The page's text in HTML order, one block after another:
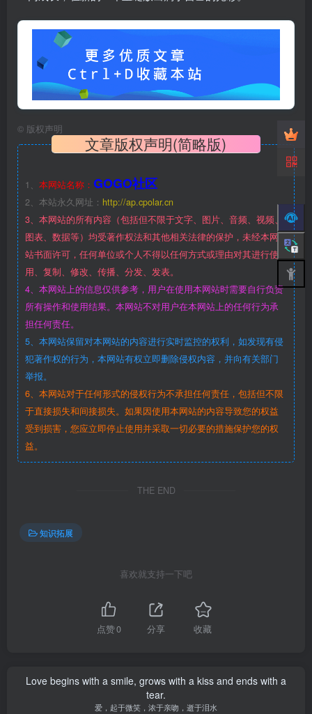
© 版权声明
文章版权声明(简略版)
1、 本网站名称： GOGO社区
2、本站永久网址： http://ap.cpolar.cn
3、本网站的所有内容（包括但不限于文字、图片、音频、视频、
图表、数据等）均受著作权法和其他相关法律的保护，未经本网
站书面许可，任何单位或个人不得以任何方式或理由对其进行使
用、复制、修改、传播、分发、发表。
4、本网站上的信息仅供参考，用户在使用本网站时需要自行负责
所有操作和使用结果。本网站不对用户在本网站上的任何行为承
担任何责任。
5、本网站保留对本网站的内容进行实时监控的权利，如发现有侵
犯著作权的行为，本网站有权立即删除侵权内容，并向有关部门
举报。
6、本网站对于任何形式的侵权行为不承担任何责任，包括但不限
于直接损失和间接损失。如果因使用本网站的内容导致您的权益
受到损害，您应立即停止使用并采取一切必要的措施保护您的权
益。
THE END
知识拓展
喜欢就支持一下吧
点赞0 分享 收藏
Love begins with a smile, grows with a kiss and ends with a
tear.
爱，起于微笑，浓于亲吻，逝于泪水